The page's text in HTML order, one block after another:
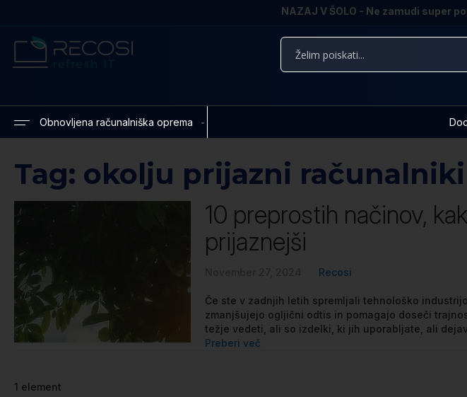
NAZAJ V ŠOLO - Ne zamudi super
Obnovljena računalniška oprema
Tag: okolju prijazni računalniki
10 preprostih načinov,
prijaznejši
Recosi
Če ste v zadnjih letih spremljali tehnološko
zmanjšujejo ogljični odtis in pomagajo doseči
težje vedeti, ali so izdelki, ki jih uporabljate, ali
Preberi več
1 element